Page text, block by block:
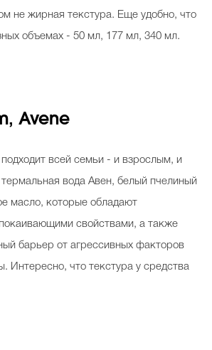
не жирная текстура. Еще удобно, что
объемах - 50 мл, 177 мл, 340 мл.
Avene
всей семьи - и взрослым, и
вода Авен, белый пчелиный
масло, которые обладают
свойствами, а также
барьер от агрессивных факторов
Интересно, что текстура у средства